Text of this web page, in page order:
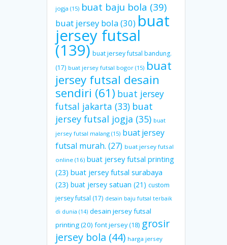
jogja (15) buat baju bola (39)
buat jersey bola(30) buat
jersey futsal
(139) buat jersey futsal bandung.
(17) buat jersey futsal bogor (15) buat
jersey futsal desain
sendiri (61) buat jersey
futsal jakarta (33) buat
jersey futsal jogja (35) buat
jersey futsal malang (15) buat jersey
futsal murah. (27) buat jersey futsal
online (16) buat jersey futsal printing
(23) buat jersey futsal surabaya
(23) buat jersey satuan (21) custom
jersey futsal (17) desain baju futsal terbaik
di dunia (14) desain jersey futsal
printing(20) font jersey(18) grosir
jersey bola (44) harga jersey